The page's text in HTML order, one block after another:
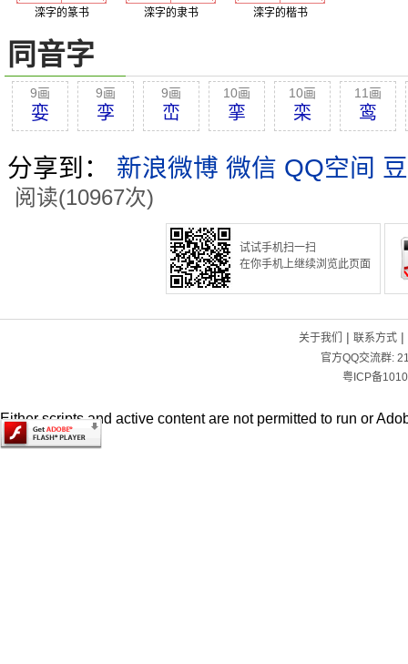
滦字的篆书 滦字的隶书 滦字的楷书
同音字
9画
娈
9画
孪
9画
峦
10画
挛
10画
栾
11画
鸾
分享到： 新浪微博 微信 QQ空间
阅读(10967次)
试试手机扫一扫
在你手机上继续浏览此页面
关于我们 | 联系方式|
官方QQ交流群:
粤ICP备
Either scripts and active content are not permitted to run or